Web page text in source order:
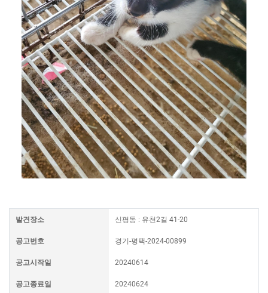
발견장소 신평동 : 유천2길 41-20
공고번호 경기-평택-2024-00899
공고시작일 20240614
공고종료일 20240624